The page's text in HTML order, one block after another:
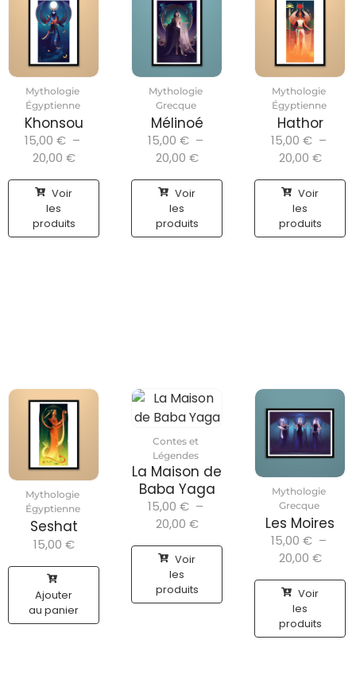
Mythologie
Égyptienne
Khonsou
15,00 € –
20,00 €
Voir
les
produits
Mythologie
Grecque
Mélinoé
15,00 € –
20,00 €
Voir
les
produits
Mythologie
Égyptienne
Hathor
15,00 € –
20,00 €
Voir
les
produits
Mythologie
Égyptienne
Seshat
15,00 €
Ajouter
au panier
Contes et
Légendes
La Maison de
Baba Yaga
15,00 € –
20,00 €
Voir
les
produits
Mythologie
Grecque
Les Moires
15,00 € –
20,00 €
Voir
les
produits